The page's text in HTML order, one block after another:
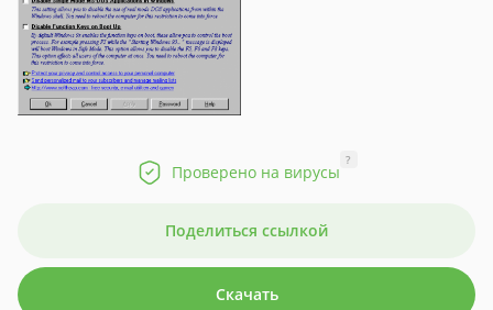
Проверено на вирусы
?
Поделиться ссылкой
Скачать